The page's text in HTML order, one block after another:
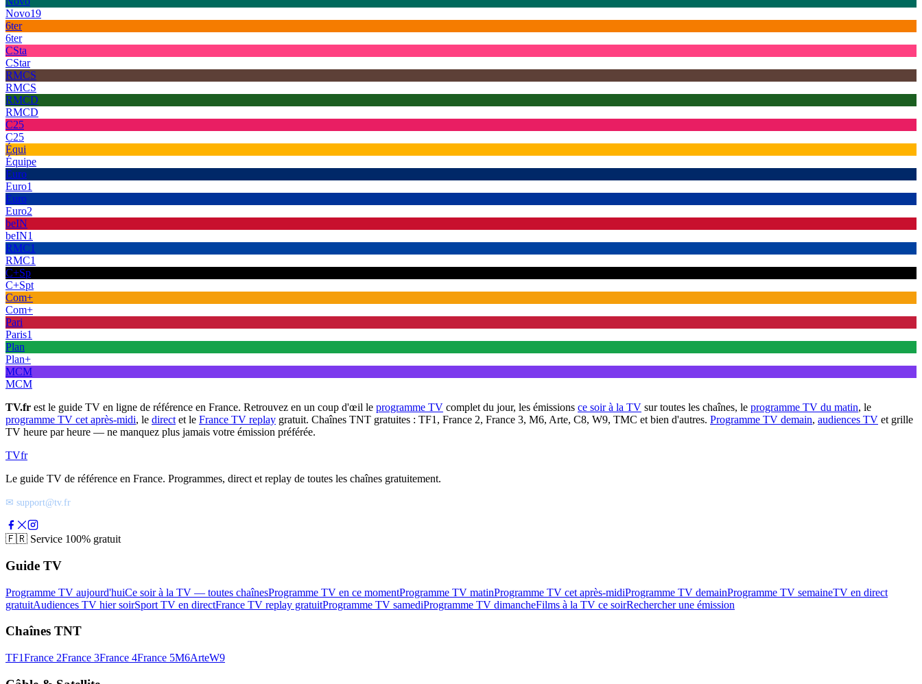
Novo19
6ter
6ter
CSta
CStar
RMCS
RMCS
RMCD
RMCD
C25
C25
Équi
Équipe
Euro
Euro1
Euro
Euro2
beIN
beIN1
RMC1
RMC1
C+Sp
C+Spt
Com+
Com+
Pari
Paris1
Plan
Plan+
MCM
MCM
TV.fr est le guide TV en ligne de référence en France. Retrouvez en un coup d'œil le programme TV complet du jour, les émissions ce soir à la TV sur toutes les chaînes, le programme TV du matin, le
programme TV cet après-midi, le direct et le France TV replay gratuit. Chaînes TNT gratuites : TF1, France 2, France 3, M6, Arte, C8, W9, TMC et bien d'autres. Programme TV demain, audiences TV et grille
TV heure par heure — ne manquez plus jamais votre émission préférée.
TVfr
Le guide TV de référence en France. Programmes, direct et replay de toutes les chaînes gratuitement.
✉ support@tv.fr
🇫🇷 Service 100% gratuit
Guide TV
Programme TV aujourd'huiCe soir à la TV — toutes chaînesProgramme TV en ce momentProgramme TV matinProgramme TV cet après-midiProgramme TV demainProgramme TV semaineTV en direct
gratuitAudiences TV hier soirSport TV en directFrance TV replay gratuitProgramme TV samediProgramme TV dimancheFilms à la TV ce soirRechercher une émission
Chaînes TNT
TF1France 2France 3France 4France 5M6ArteW9